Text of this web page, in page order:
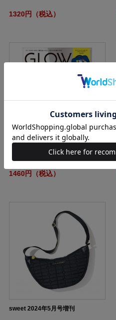
1320円（税込）
GLOW 2024年6月号増刊
1460円（税込）
sweet 2024年5月号増刊